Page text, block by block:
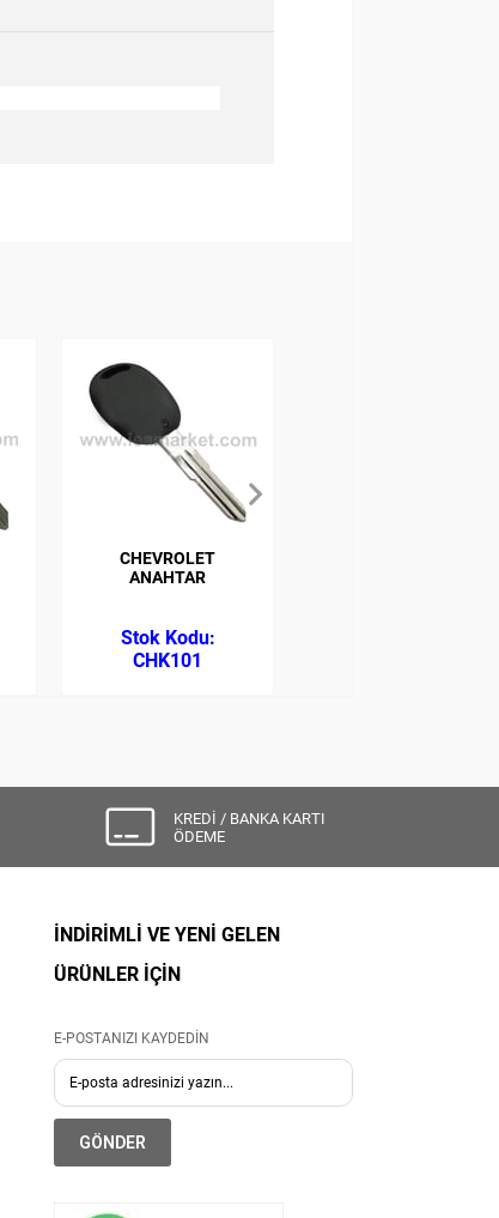
CHEVROLET
ANAHTAR
CHK101
KREDİ / BANKA KARTI
ÖDEME
İNDİRİMLİ VE YENİ GELEN
ÜRÜNLER İÇİN
E-POSTANIZI KAYDEDİN
GÖNDER